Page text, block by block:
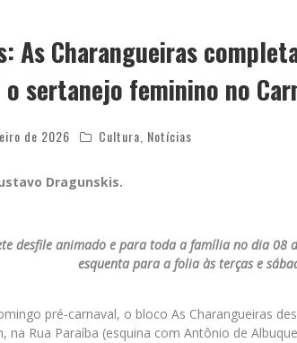
As Charangueiras
sertanejo feminino no
de 2026 Cultura Notícias
Dragunskis.
desfile animado e para toda a família no dia 08
esquenta para a folia às terças e
pré-carnaval, o bloco As Charangueiras
na Rua Paraíba (esquina com Antônio de